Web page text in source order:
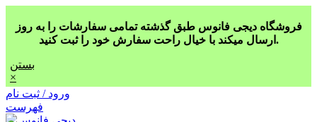
فروشگاه دیجی فانوس طبق گذشته تمامی سفارشات را به روز
ارسال میکند با خیال راحت سفارش خود را ثبت کنید.
بستن
×
ورود / ثبت نام
فهرست